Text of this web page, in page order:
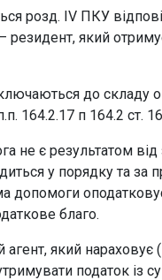
розд. ІV ПКУ
резидент, який
до складу
164.2.17 п 164.2 ст.
не є результатом від
у порядку та за
допомоги
благо.
який нараховує
податок із